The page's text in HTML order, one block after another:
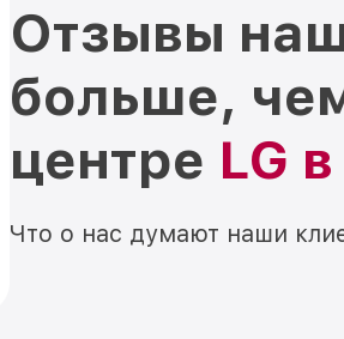
Отзывы
больше,
центре LG
Что о нас думают наши